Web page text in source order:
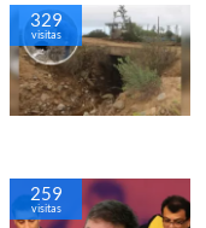
329
visitas
259
visitas